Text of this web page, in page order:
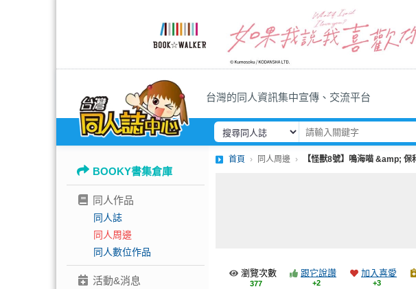
台灣的同人資訊集中宣傳、交流平台
BOOKY書集倉庫
同人作品
同人誌
同人周邊
同人數位作品
活動&消息
首頁 同人周邊 【怪獸8號】鳴海喵 &amp; 保
瀏覽次數
377
跟它說讚
+2
加入喜愛
+3